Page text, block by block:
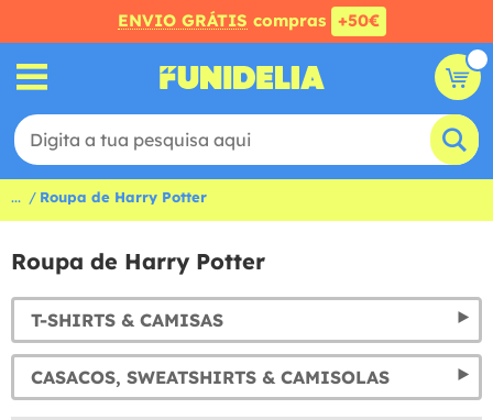
ENVIO GRÁTIS compras +50€
... Roupa de Harry Potter
Roupa de Harry Potter
T-SHIRTS & CAMISAS
CASACOS, SWEATSHIRTS & CAMISOLAS